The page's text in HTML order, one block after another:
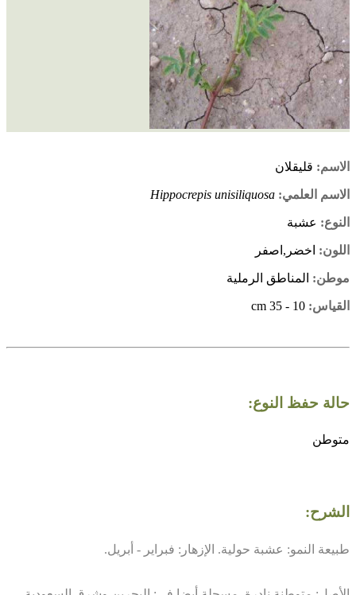
الاسم: قليقلان
الاسم العلمي: Hippocrepis unisiliquosa
النوع: عشبة
اللون: اخضر,اصفر
موطن: المناطق الرملية
القياس:
حالة حفظ النوع:
متوطن
الشرح:
طبيعة النمو: عشبة حولية. الإزهار: فبراير - أبريل.